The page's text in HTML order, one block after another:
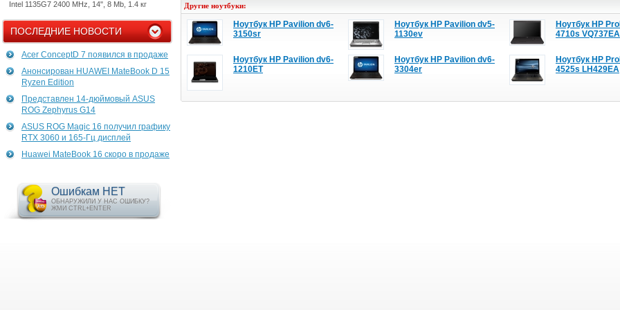
Intel 1135G7 2400 MHz, 14", 8 Mb, 1.4 кг
ПОСЛЕДНИЕ НОВОСТИ
Acer ConceptD 7 появился в продаже
Анонсирован HUAWEI MateBook D 15
Ryzen Edition
Представлен 14-дюймовый ASUS
ROG Zephyrus G14
ASUS ROG Magic 16 получил графику
RTX 3060 и 165-Гц дисплей
Huawei MateBook 16 скоро в продаже
Ошибкам НЕТ
ОБНАРУЖИЛИ У НАС ОШИБКУ?
ЖМИ CTRL+ENTER
Другие ноутбуки:
Ноутбук HP Pavilion dv6-
3150sr
Ноутбук HP Pavilion dv5-
1130ev
Ноутбук HP
4710s VQ737EA
Ноутбук HP Pavilion dv6-
1210ET
Ноутбук HP Pavilion dv6-
3304er
Ноутбук HP
4525s LH429EA